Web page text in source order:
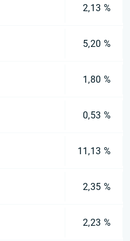
2,13 %
5,20 %
1,80 %
0,53 %
11,13 %
2,35 %
2,23 %